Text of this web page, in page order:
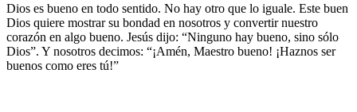
Dios es bueno en todo sentido. No hay otro que lo iguale. Este buen
Dios quiere mostrar su bondad en nosotros y convertir nuestro
corazón en algo bueno. Jesús dijo: “Ninguno hay bueno, sino sólo
Dios”. Y nosotros decimos: “¡Amén, Maestro bueno! ¡Haznos ser
buenos como eres tú!”